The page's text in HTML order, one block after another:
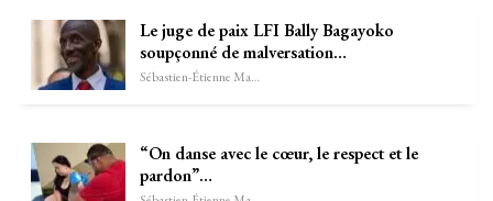
Le juge de paix LFI Bally Bagayoko
soupçonné de malversation…
Sébastien-Étienne Marechal
“On danse avec le cœur, le respect et le
pardon”…